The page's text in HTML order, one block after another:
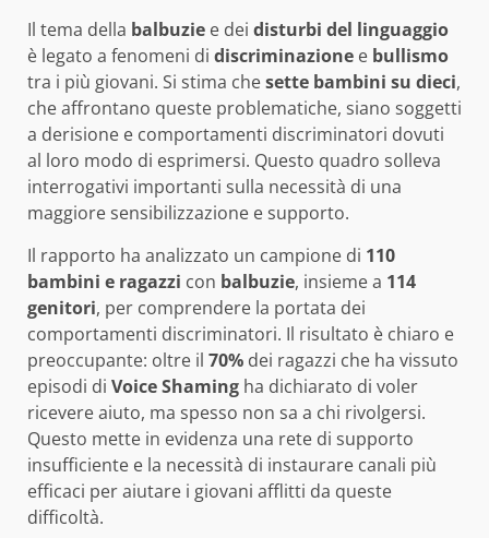
Il tema della balbuzie e dei disturbi del linguaggio
è legato a fenomeni di discriminazione e bullismo
tra i più giovani. Si stima chesette bambini su dieci,
che affrontano queste problematiche, siano soggetti
a derisione e comportamenti discriminatori dovuti
al loro modo di esprimersi. Questo quadro solleva
interrogativi importanti sulla necessità di una
maggiore sensibilizzazione e supporto.
Il rapporto ha analizzato un campione di 110
bambini e ragazzi con balbuzie, insieme a 114
genitori, per comprendere la portata dei
comportamenti discriminatori. Il risultato è chiaro e
preoccupante: oltre il 70% dei ragazzi che ha vissuto
episodi di Voice Shaming ha dichiarato di voler
ricevere aiuto, ma spesso non sa a chi rivolgersi.
Questo mette in evidenza una rete di supporto
insufficiente e la necessità di instaurare canali più
efficaci per aiutare i giovani afflitti da queste
difficoltà.